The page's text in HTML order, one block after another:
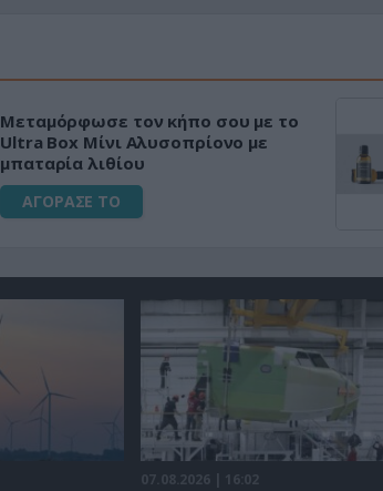
Μεταμόρφωσε τον κήπο σου με το
Ultra Box Μίνι Αλυσοπρίονο με
μπαταρία λιθίου
ΑΓΟΡΑΣΕ ΤΟ
07.08.2026 | 16:02